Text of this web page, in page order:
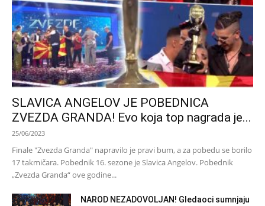
SLAVICA ANGELOV JE POBEDNICA
ZVEZDA GRANDA! Evo koja top nagrada je...
25/06/2023
Finale "Zvezda Granda" napravilo je pravi bum, a za pobedu se borilo
17 takmičara. Pobednik 16. sezone je Slavica Angelov. Pobednik
„Zvezda Granda“ ove godine...
NAROD NEZADOVOLJAN! Gledaoci sumnjaju